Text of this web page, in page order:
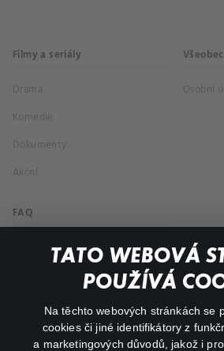
TATO WEBOVÁ
POUŽÍVÁ
Na těchto webových stránkách se
cookies či jiné identifikátory z
a marketingových důvodů, jakož i
Filmy a seriály
Drama
Komedie
Dokumenty
Akční
Osobní
FAQ
Můj účet
Důležité odkazy
facebook